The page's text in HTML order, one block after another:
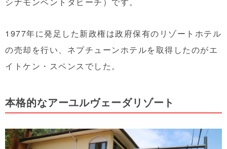
1977年に発足した新政権は政府保有のリゾートホテル
の売却を行い、ネプチューンホテルを取得したのがエ
イトケン・スペンスでした。
本格的なアーユルヴェーダリゾート